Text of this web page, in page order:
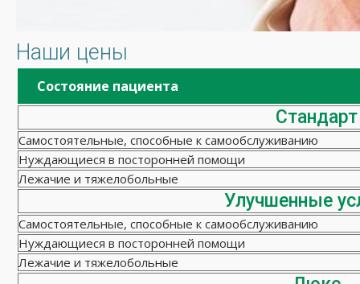
Наши цены
Состояние пациента
Стандарт
Самостоятельные, способные к самообслуживанию
Нуждающиеся в посторонней помощи
Лежачие и тяжелобольные
Улучшенные
Самостоятельные, способные к самообслуживанию
Нуждающиеся в посторонней помощи
Лежачие и тяжелобольные